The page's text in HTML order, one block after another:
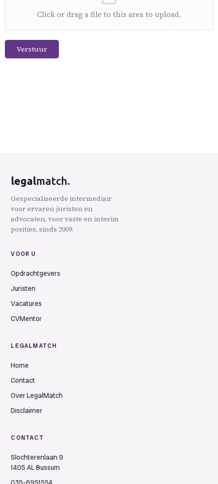
Click or drag a file to this area to upload.
Verstuur
legalmatch.
Gespecialiseerde intermediair
voor ervaren juristen en
advocaten, voor vaste en interim
posities, sinds 2009.
VOOR U
Opdrachtgevers
Juristen
Vacatures
CVMentor
LEGALMATCH
Home
Contact
Over LegalMatch
Disclaimer
CONTACT
Slochterenlaan 9
1405 AL Bussum